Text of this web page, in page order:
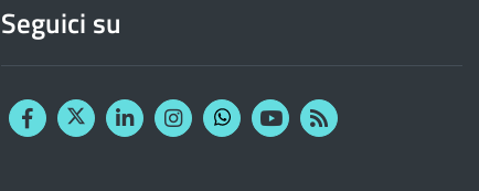
Seguici su
FacebookTwitterLinkedinInstagram
YouTubeRSS